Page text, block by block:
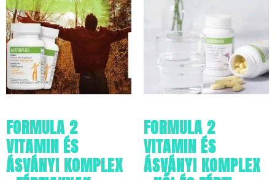
FORMULA 2
VITAMIN ÉS
ÁSVÁNYI KOMPLEX
FORMULA 2
VITAMIN ÉS
ÁSVÁNYI KOMPLEX